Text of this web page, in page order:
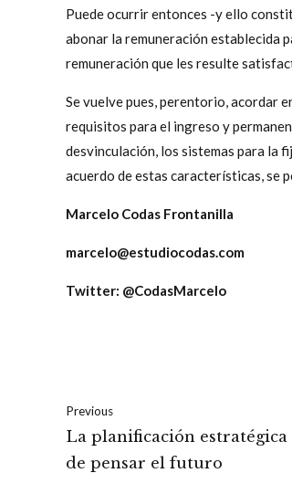
Puede ocurrir entonces -y ello
abonar la remuneración establecida
remuneración que les resulte
Se vuelve pues, perentorio, acordar
requisitos para el ingreso y
desvinculación, los sistemas para la
acuerdo de estas características, se
Marcelo Codas Frontanilla
marcelo@estudiocodas.com
Twitter: @CodasMarcelo
Previous
La planificación
de pensar el futuro